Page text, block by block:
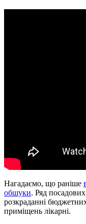
Нагадаємо, що раніше
обшуки. Ряд
розкраданні
приміщень лікарні.